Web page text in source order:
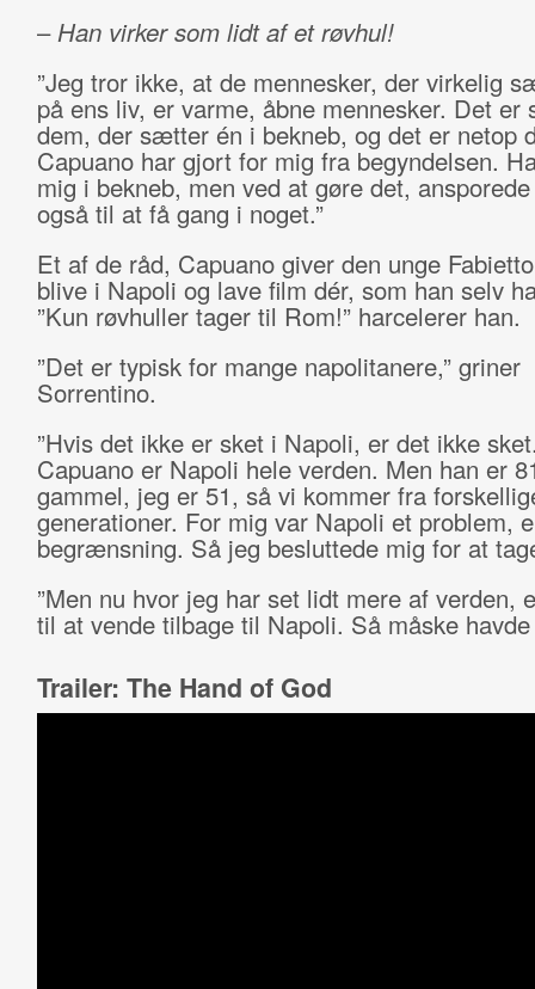
–Han virker som lidt af et røvhul!
”Jeg tror ikke, at de mennesker, der virkelig
på ens liv, er varme, åbne mennesker. Det er
dem, der sætter én i bekneb, og det er netop
Capuano har gjort for mig fra begyndelsen.
mig i bekneb, men ved at gøre det,
også til at få gang i noget.”
Et af de råd, Capuano giver den unge
blive i Napoli og lave film dér, som han selv
”Kun røvhuller tager til Rom!” harcelerer han.
”Det er typisk for mange napolitanere,” griner
Sorrentino.
”Hvis det ikke er sket i Napoli, er det ikke
Capuano er Napoli hele verden. Men han er
gammel, jeg er 51, så vi kommer fra
generationer. For mig var Napoli et problem,
begrænsning. Så jeg besluttede mig for at
”Men nu hvor jeg har set lidt mere af verden,
til at vende tilbage til Napoli. Så måske havde
Trailer: The Hand of God